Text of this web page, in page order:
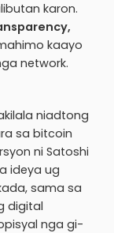
karon.
kaayo
network.
niadtong
sa bitcoin
ni Satoshi
ideya ug
sama sa
digital
nga gi-